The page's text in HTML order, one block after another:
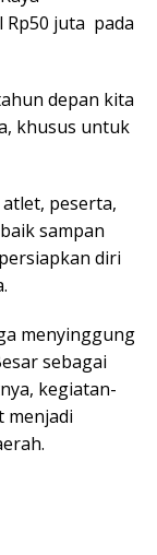
juta pada
depan kita
khusus untuk
peserta,
sampan
diri
menyinggung
sebagai
kegiatan-
menjadi